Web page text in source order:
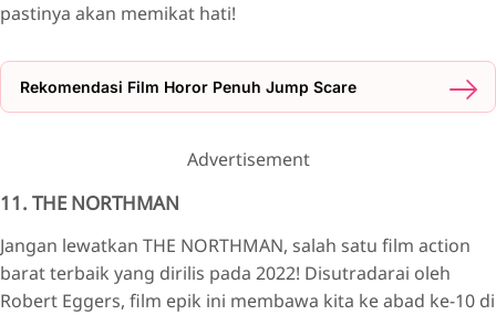
pastinya akan memikat hati!
Rekomendasi Film Horor Penuh Jump Scare
Advertisement
11. THE NORTHMAN
Jangan lewatkan THE NORTHMAN, salah satu film action
barat terbaik yang dirilis pada 2022! Disutradarai oleh
Robert Eggers, film epik ini membawa kita ke abad ke-10 di